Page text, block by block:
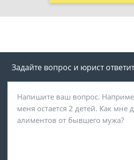
Задайте вопрос и юрист